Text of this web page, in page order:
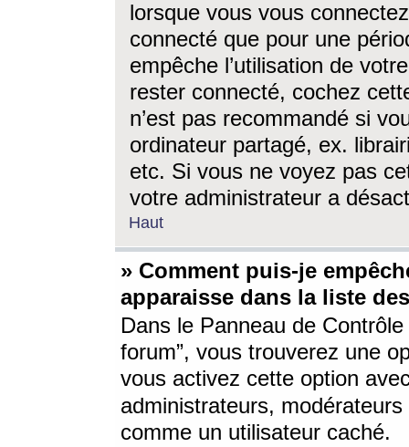
lorsque vous vous
connecté que pour une
empêche l’utilisation de
rester connecté, cochez
n’est pas recommandé si
ordinateur partagé, ex.
etc. Si vous ne voyez pas
votre administrateur a
Haut
» Comment puis-je
apparaisse dans la liste
Dans le Panneau de
forum”, vous trouverez une
vous activez cette option
administrateurs,
comme un utilisateur caché.